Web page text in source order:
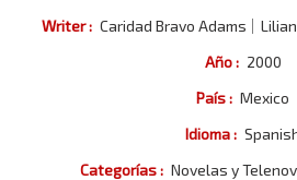
Writer : Caridad Bravo Adams
Año : 2000
País : Mexico
Idioma :
Categorías : Novelas y